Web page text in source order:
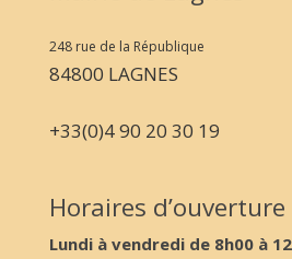
248 rue de la République
84800 LAGNES
+33(0)4 90 20 30 19
Horaires d’ouverture
Lundi à vendredi de 8h00 à